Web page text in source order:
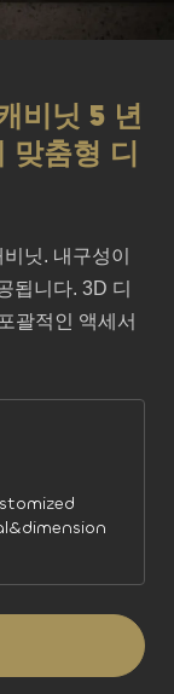
비닛 5 년
맞춤형 디
닛. 내구성이
됩니다. 3D 디
괄적인 액세서